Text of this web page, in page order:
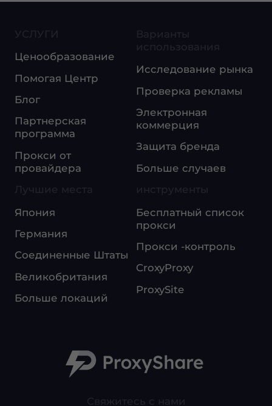
Свяжитесь с нами
Ценообразование
Помогая Центр
Блог
Партнерская
программа
Прокси от
провайдера
Варианты
использования
Исследование рынка
Проверка рекламы
Электронная
коммерция
Защита бренда
Больше случаев
Лучшие места
Япония
Германия
Соединенные Штаты
Великобритания
Больше локаций
инструменты
Бесплатный список
прокси
Прокси -контроль
CroxyProxy
ProxySite